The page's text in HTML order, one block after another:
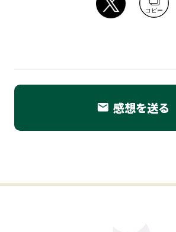
コピー
email 感想を送る